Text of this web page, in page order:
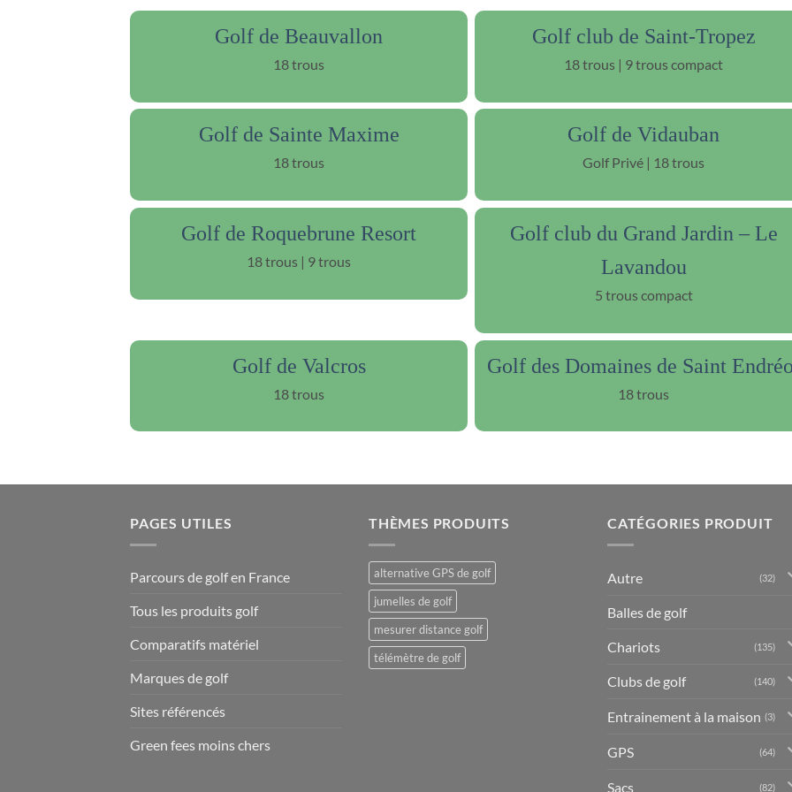
Golf de Beauvallon
18 trous
Golf club de Saint-Tropez
18 trous | 9 trous compact
Golf de Sainte Maxime
18 trous
Golf de Vidauban
Golf Privé | 18 trous
Golf de Roquebrune Resort
18 trous | 9 trous
Golf club du Grand Jardin – Le
Lavandou
5 trous compact
Golf de Valcros
18 trous
Golf des Domaines de Saint
18 trous
PAGES UTILES
Parcours de golf en France
Tous les produits golf
Comparatifs matériel
Marques de golf
Sites référencés
Green fees moins chers
THÈMES PRODUITS
alternative GPS de golf
jumelles de golf
mesurer distance golf
télémètre de golf
CATÉGORIES PRODUIT
Autre (32)
Balles de golf
Chariots (135)
Clubs de golf (140)
Entrainement à la maison (3)
GPS (64)
Sacs (82)